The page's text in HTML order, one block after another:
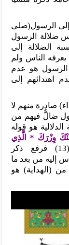
الرسول(صلى
ضلالة الرسول
الضلالة إلى
الناس ولم
الرسول هو عدم
اهتدائهم إلى
صادرة منهم لا
ضالٌّ فيهم من
هو قوله
وِزْرَكَ * الَّذِي
)(13) فرفع ذكر
إليه من بعد ما
(الهداية) هو